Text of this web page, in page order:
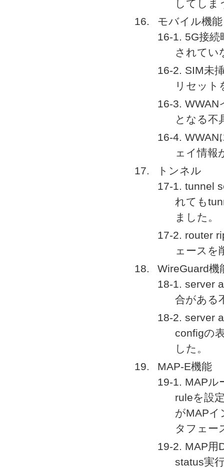
してしま
モバイル機能
16-1. 5G接
されてい
16-2. SIM未
リセット
16-3. WWAN
となる不
16-4.
ェイ情報
トンネル
17-1. tunnel
れても
ました。
17-2. router
ェースを
WireGuard機
18-1. server
合がある
18-2. server
configの
した。
MAP-E機能
19-1. MAPル
ruleを設
がMAPイ
タフェー
19-2. MAP用
status実